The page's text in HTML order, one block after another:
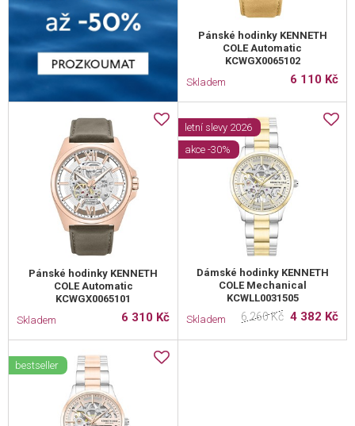
Pánské hodinky KENNETH
COLE Automatic
KCWGX0065102
Skladem
6 110 Kč
Pánské hodinky KENNETH
COLE Automatic
KCWGX0065101
Skladem
6 310 Kč
Dámské hodinky KENNETH
COLE Mechanical
KCWLL0031505
letní slevy 2026
akce -30%
Skladem 6 260 Kč 4 382 Kč
bestseller